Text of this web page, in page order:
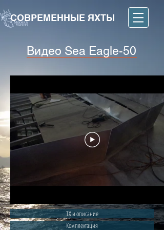
СОВРЕМЕННЫЕ ЯХТЫ
Видео Sea Eagle-50
ТХ и описание
Комплектация